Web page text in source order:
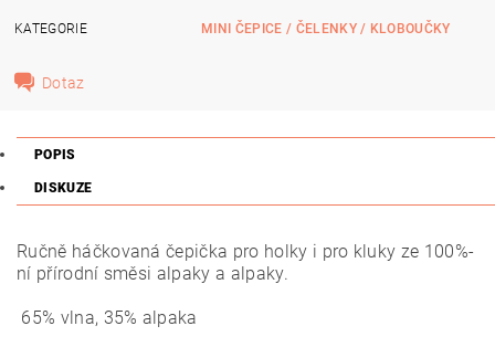
KATEGORIE MINI ČEPICE / ČELENKY / KLOBOUČKY
Dotaz
POPIS
DISKUZE
Ručně háčkovaná čepička pro holky i pro kluky ze 100%-
ní přírodní směsi alpaky a alpaky.
65% vlna, 35% alpaka